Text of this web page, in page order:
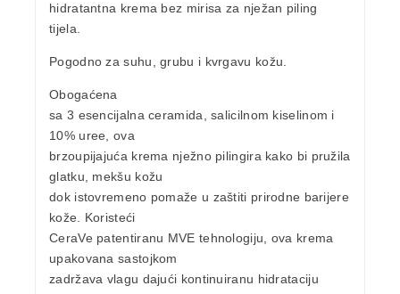
hidratantna krema bez mirisa za nježan piling
tijela.
Pogodno zasuhu, grubu i kvrgavu kožu.
Obogaćena
sa 3 esencijalna ceramida, salicilnom kiselinom i
10% uree, ova
brzoupijajuća krema nježno pilingira kako bi pružila
glatku, mekšu kožu
dok istovremeno pomaže u zaštiti prirodne barijere
kože. Koristeći
CeraVe patentiranu MVE tehnologiju, ova krema
upakovana sastojkom
zadržava vlagu dajući kontinuiranu hidrataciju